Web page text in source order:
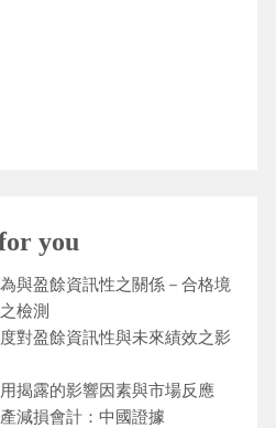
you
與盈餘資訊性之關係－合格境
檢測
對盈餘資訊性與未來績效之影
揭露的影響因素與市場反應
減損會計：中國證據